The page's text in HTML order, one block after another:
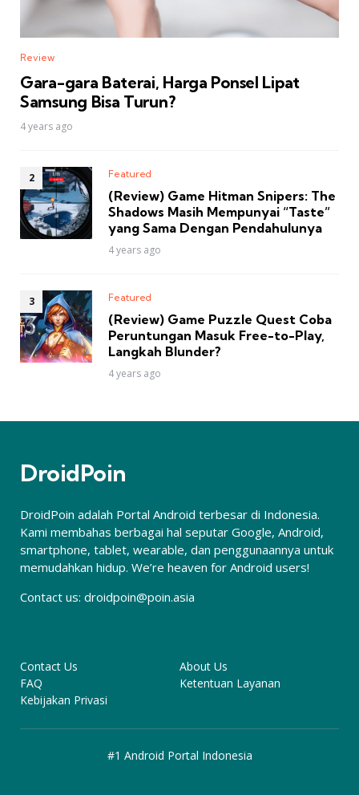
Review
Gara-gara Baterai, Harga Ponsel Lipat
Samsung Bisa Turun?
4 years ago
Featured
(Review) Game Hitman Snipers: The
Shadows Masih Mempunyai “Taste”
yang Sama Dengan Pendahulunya
4 years ago
Featured
(Review) Game Puzzle Quest Coba
Peruntungan Masuk Free-to-Play,
Langkah Blunder?
4 years ago
DroidPoin
DroidPoin adalah Portal Android terbesar di Indonesia.
Kami membahas berbagai hal seputar Google, Android,
smartphone, tablet, wearable, dan penggunaannya untuk
memudahkan hidup. We’re heaven for Android users!
Contact us: droidpoin@poin.asia
Contact Us
About Us
FAQ
Ketentuan Layanan
Kebijakan Privasi
#1 Android Portal Indonesia